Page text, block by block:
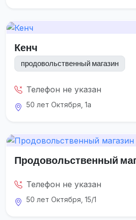
Кенч
продовольственный магазин
Телефон не указан
50 лет Октября, 1а
Продовольственный
Телефон не указан
50 лет Октября, 15/1